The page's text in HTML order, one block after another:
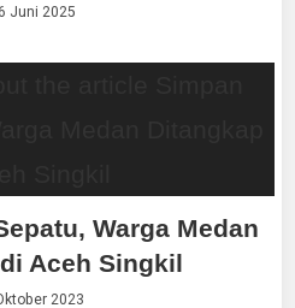
Juni 2025
Warga Medan
Aceh Singkil
2023